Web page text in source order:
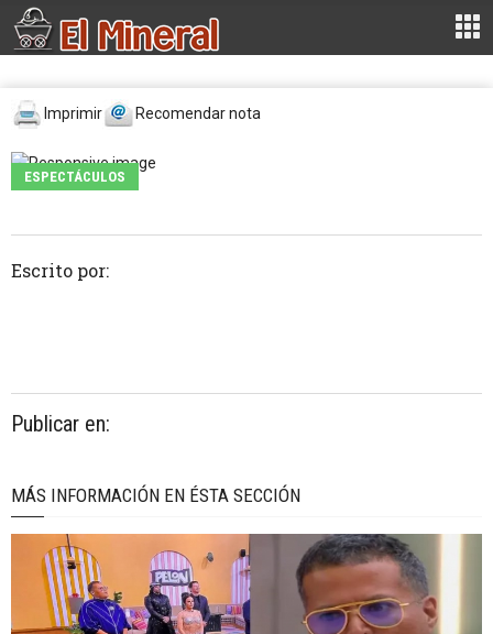
Imprimir Recomendar nota
ESPECTÁCULOS
Escrito por:
Publicar en:
MÁS INFORMACIÓN EN ÉSTA SECCIÓN